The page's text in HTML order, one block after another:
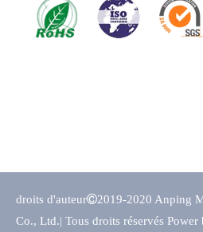
droits d'auteur2019-2020 Anping
Co., Ltd.| Tous droits réservés Power